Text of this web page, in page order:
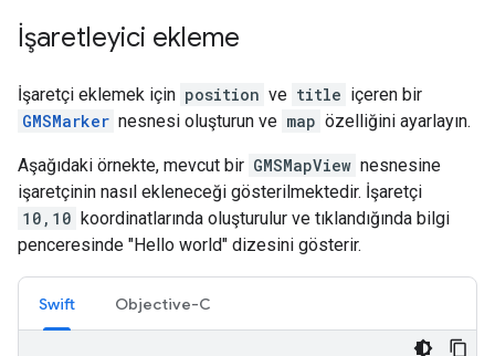
İşaretleyici ekleme
İşaretçi eklemek için position ve title içeren bir
GMSMarker nesnesi oluşturun ve map özelliğini ayarlayın.
Aşağıdaki örnekte, mevcut bir GMSMapView nesnesine
işaretçinin nasıl ekleneceği gösterilmektedir. İşaretçi
10,10 koordinatlarında oluşturulur ve tıklandığında bilgi
penceresinde "Hello world" dizesini gösterir.
Swift Objective-C